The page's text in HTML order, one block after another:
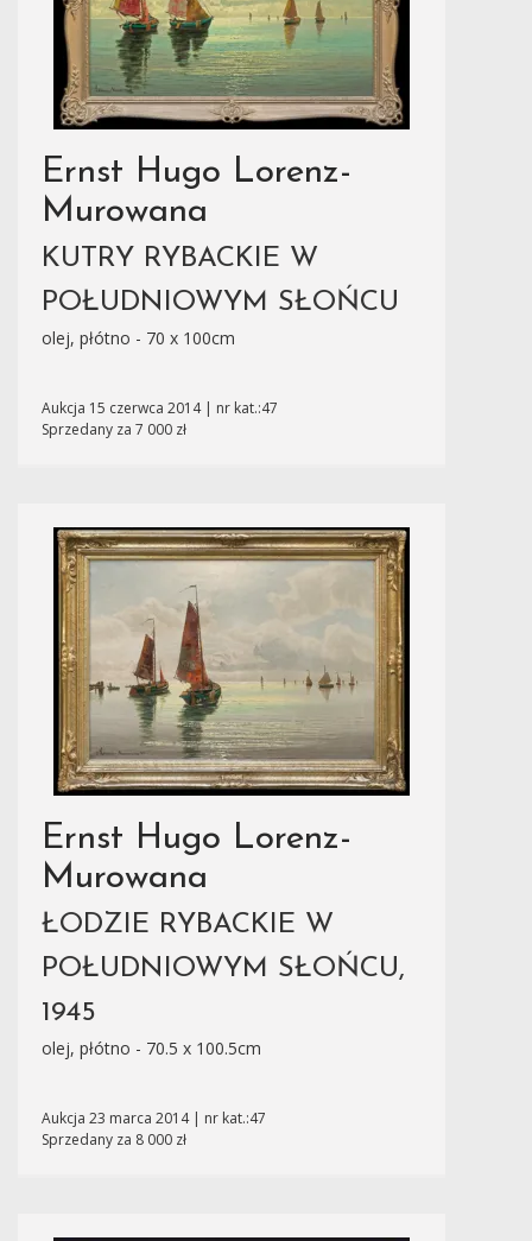
Ernst Hugo Lorenz-
Murowana
KUTRY RYBACKIE W
POŁUDNIOWYM SŁOŃCU
olej, płótno - 70 x 100cm
Aukcja 15 czerwca 2014 | nr kat.:47
Sprzedany za 7 000 zł
Ernst Hugo Lorenz-
Murowana
ŁODZIE RYBACKIE W
POŁUDNIOWYM SŁOŃCU,
1945
olej, płótno - 70.5 x 100.5cm
Aukcja 23 marca 2014 | nr kat.:47
Sprzedany za 8 000 zł